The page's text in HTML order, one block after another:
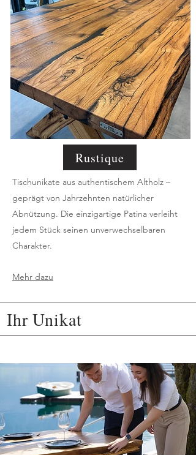
Rustique
Tischunikate aus authentischem Altholz –
geprägt von Jahrzehnten natürlicher
Abnützung. Die einzigartige Patina verleiht
jedem Stück seinen unverwechselbaren
Charakter.
Mehr dazu
Ihr Unikat